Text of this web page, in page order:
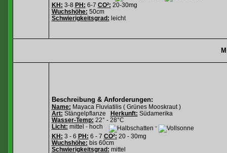
KH: 3-8 PH: 6-7 CO²: 20-30mg
Wuchshöhe: 50cm
Schwierigkeitsgrad: leicht
M
Beschreibung & Anforderungen:
Name: Mayaca Fluviatilis ( Grünes Mooskraut )
Art: Stängelpflanze Herkunft: Südamerika
Wasser-Temp: 22° - 28°C
Licht: mittel - hoch
-
KH: 3 - 6 PH: 6 - 7 CO²: 20 - 30mg
Wuchshöhe: bis 60cm
Schwierigkeitsgrad: mittel